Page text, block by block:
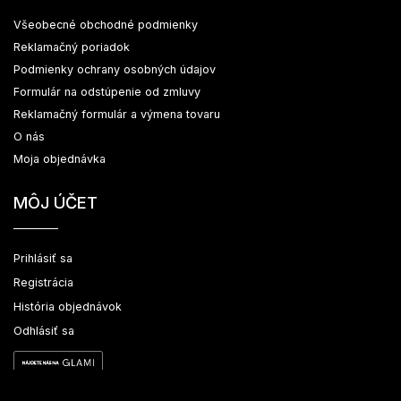
Všeobecné obchodné podmienky
Reklamačný poriadok
Podmienky ochrany osobných údajov
Formulár na odstúpenie od zmluvy
Reklamačný formulár a výmena tovaru
O nás
Moja objednávka
MÔJ ÚČET
Prihlásiť sa
Registrácia
História objednávok
Odhlásiť sa